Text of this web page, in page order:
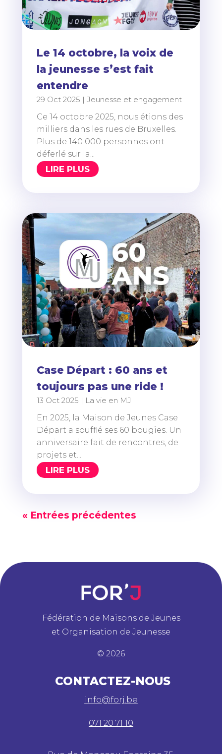
Le 14 octobre, la voix de
la jeunesse s’est fait
entendre
29 Oct 2025 | Jeunesse et engagement
Ce 14 octobre 2025, nous étions des
milliers dans les rues de Bruxelles.
Plus de 140 000 personnes ont
déferlé sur la...
LIRE PLUS
Case Départ : 60 ans et
toujours pas une ride !
13 Oct 2025 | La vie en MJ
En 2025, la Maison de Jeunes Case
Départ a soufflé ses 60 bougies. Un
anniversaire fait de rencontres, de
projets et...
LIRE PLUS
« Entrées précédentes
Fédération de Maisons de Jeunes
et Organisation de Jeunesse
© 2026
CONTACTEZ-NOUS
info@forj.be
071 20 71 10